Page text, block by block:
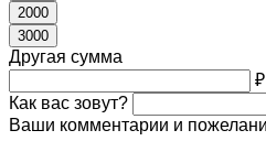
2000
3000
Другая сумма
₽
Как вас зовут?
Ваши комментарии и